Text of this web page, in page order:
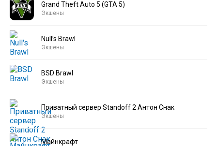
Grand Theft Auto 5 (GTA 5)
Экшены
Null’s Brawl
Экшены
BSD Brawl
Экшены
Приватный сервер Standoff 2 Антон Снак
Экшены
Майнкрафт